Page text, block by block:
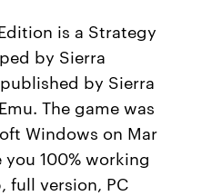
is a Strategy
by Sierra
by Sierra
The game was
Windows on Mar
100% working
full version, PC